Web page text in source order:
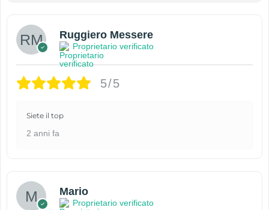
Ruggiero Messere
Proprietario verificato
5/5
Siete il top
2 anni fa
Mario
Proprietario verificato